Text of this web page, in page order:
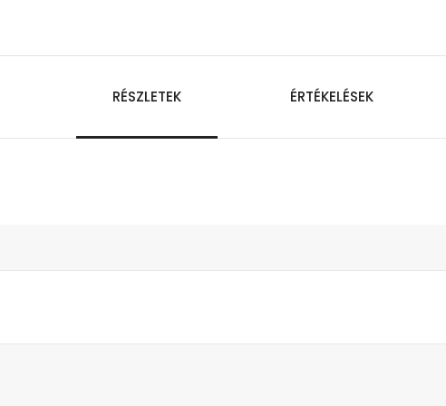
RÉSZLETEK ÉRTÉKELÉSEK